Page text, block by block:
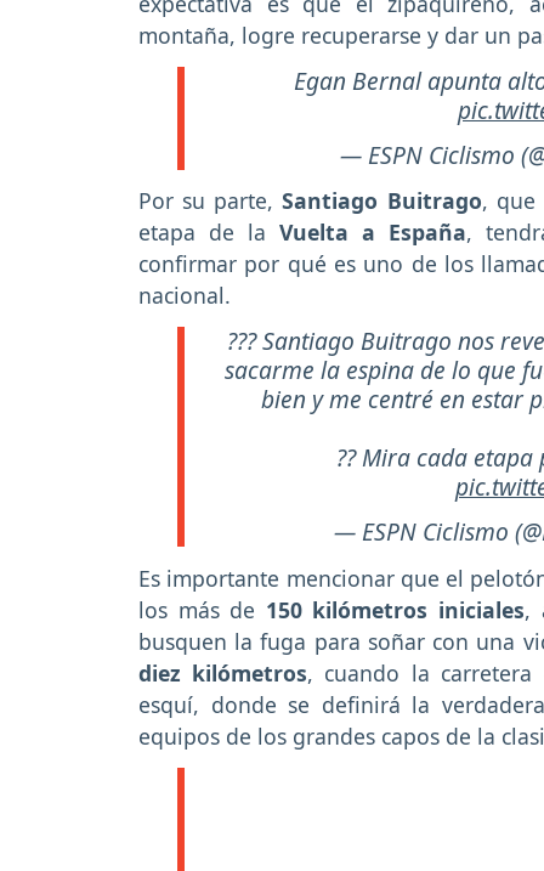
montaña, logre recuperarse y dar un
Egan Bernal apunta
— ESPN Ciclismo
Por su parte,Santiago Buitrago, que
etapa de la Vuelta a España,
confirmar por qué es uno de los
nacional.
??? Santiago Buitrago nos
sacarme la espina de lo que
bien y me centré en estar
?? Mira cada
— ESPN Ciclismo
Es importante mencionar que el
los más de 150 kilómetros iniciales,
busquen la fuga para soñar con una
diez kilómetros, cuando la
esquí, donde se definirá la
equipos de los grandes capos de la